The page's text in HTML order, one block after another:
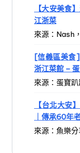
【大安美食
江浙菜
來源：Nash
[信義區美食]
浙江菜館 –
來源：蛋寶
【台北大安
｜傳承60年
來源：魚樂